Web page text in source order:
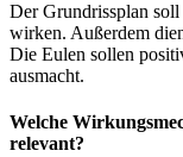
Der Grundrissplan
wirken. Außerdem
Die Eulen sollen
ausmacht.
Welche
relevant?